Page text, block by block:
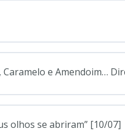
e Amendoim…
olhos se abriram” [10/07]